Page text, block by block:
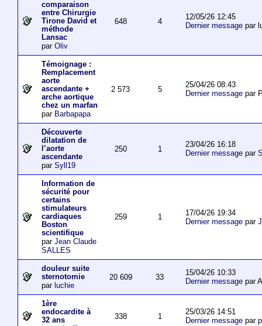
comparaison
entre Chirurgie
Tirone David et
méthode
Lansac
par Oliv
648 4
12/05/26 12:45
Dernier messagepar
Témoignage :
Remplacement
aorte
ascendante +
arche aortique
chez un marfan
par Barbapapa
2 573 5
25/04/26 08:43
Dernier messagepar
Découverte
dilatation de
l’aorte
ascendante
par Syll19
250 1
23/04/26 16:18
Dernier messagepar
Information de
sécurité pour
certains
stimulateurs
cardiaques
Boston
scientifique
par Jean Claude
SALLES
259 1
17/04/26 19:34
Dernier messagepar
douleur suite
sternotomie
par luchie
20 609 33
15/04/26 10:33
Dernier messagepar
1ère
endocardite à
32 ans
338 1
25/03/26 14:51
Dernier messagepar